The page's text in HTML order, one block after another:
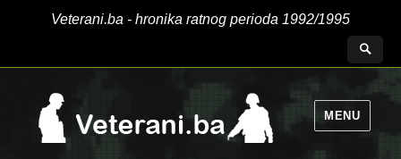
Veterani.ba - hronika ratnog perioda 1992/1995
MENU